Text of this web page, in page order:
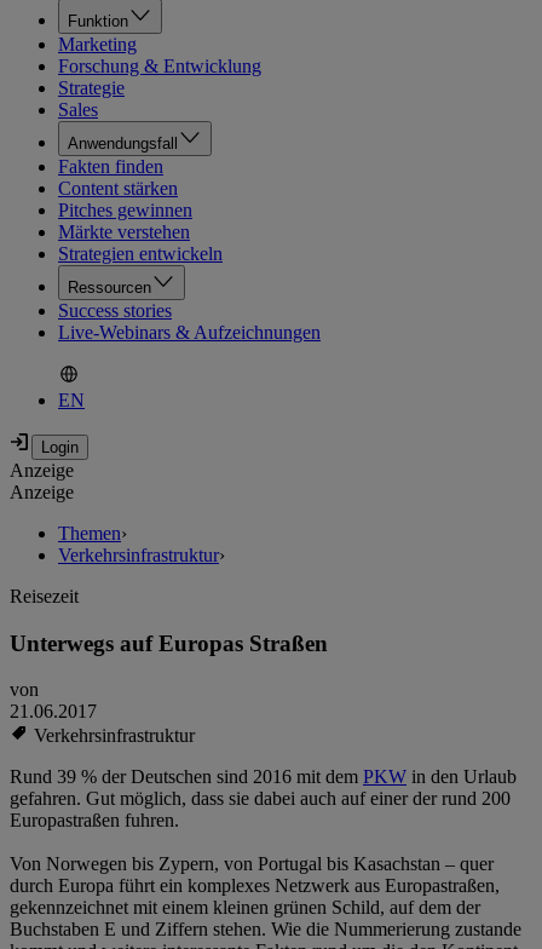
Funktion
Marketing
Forschung & Entwicklung
Strategie
Sales
Anwendungsfall
Fakten finden
Content stärken
Pitches gewinnen
Märkte verstehen
Strategien entwickeln
Ressourcen
Success stories
Live-Webinars & Aufzeichnungen
EN
Anzeige
Anzeige
Themen›
Verkehrsinfrastruktur›
Reisezeit
Unterwegs auf Europas Straßen
von
21.06.2017
Verkehrsinfrastruktur
Rund 39 % der Deutschen sind 2016 mit dem PKW in den Urlaub
gefahren. Gut möglich, dass sie dabei auch auf einer der rund 200
Europastraßen fuhren.
Von Norwegen bis Zypern, von Portugal bis Kasachstan – quer
durch Europa führt ein komplexes Netzwerk aus Europastraßen,
gekennzeichnet mit einem kleinen grünen Schild, auf dem der
Buchstaben E und Ziffern stehen. Wie die Nummerierung zustande